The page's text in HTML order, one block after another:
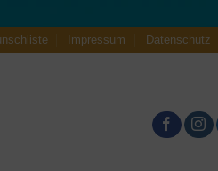
Impressum Datenschutz